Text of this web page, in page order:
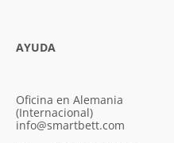
AYUDA
Oficina en Alemania
(Internacional)
info@smartbett.com